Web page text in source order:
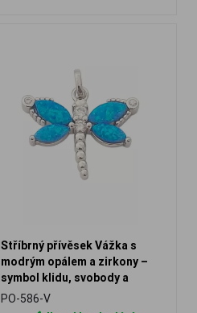
Stříbrný přívěsek Vážka s
modrým opálem a zirkony –
symbol klidu, svobody a
vnitřní harmonie
PO-586-V